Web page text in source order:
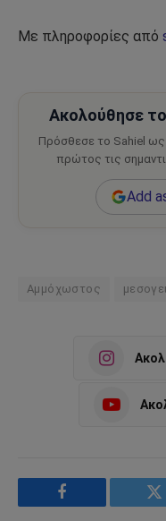
Με πληροφορίες από
Ακολούθησε
Πρόσθεσε το Sahiel ως
πρώτος τις
Add
Αμμόχωστος
Facebook